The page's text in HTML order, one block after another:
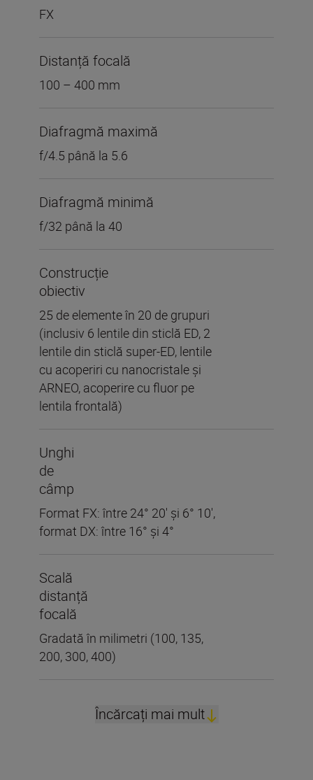
FX
Distanță focală
100 – 400 mm
Diafragmă maximă
f/4.5 până la 5.6
Diafragmă minimă
f/32 până la 40
Construcție
obiectiv
25 de elemente în 20 de grupuri
(inclusiv 6 lentile din sticlă ED, 2
lentile din sticlă super-ED, lentile
cu acoperiri cu nanocristale și
ARNEO, acoperire cu fluor pe
lentila frontală)
Unghi
de
câmp
Format FX: între 24° 20' și 6° 10',
format DX: între 16° și 4°
Scală
distanță
focală
Gradată în milimetri (100, 135,
200, 300, 400)
Încărcați mai mult